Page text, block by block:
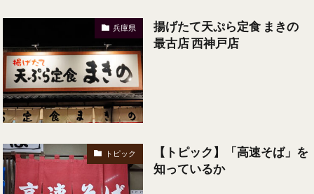
兵庫県
揚げたて天ぷら定食 まきの
最古店 西神戸店
トピック
【トピック】「高速そば」を
知っているか